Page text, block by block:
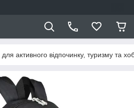
активного відпочинку, туризму та